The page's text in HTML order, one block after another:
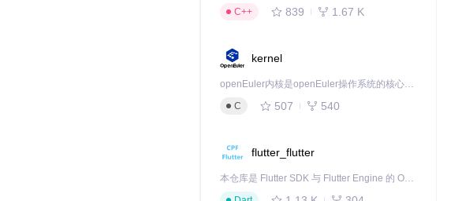
C++
839 1.67 K
kernel
openEuler内核是openEuler操作系统的核心，既是系统性能与稳定性的基石，也是连接处理器、设备与服务的桥梁。
C
507 540
flutter_flutter
本仓库是 Flutter SDK 与 Flutter Engine 的 OpenHarmony 适配版本，由 CPF-Flutter 团队维护。开发者可使用熟悉的 Flutter 技术栈开发 OpenHarmony 应用，3.35.7 及以后的适配版本可基于本仓库源码构建支持 OpenHarmony 的 Flutter Engine。